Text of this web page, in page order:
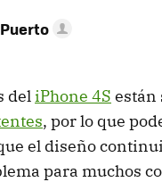
deliPhone 4S están
, por lo que
el diseño
para muchos